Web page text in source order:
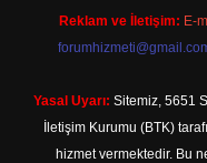
Reklam ve İletişim: E-
Yasal Uyarı: Sitemiz, 5651
İletişim Kurumu (BTK)
hizmet vermektedir. Bu